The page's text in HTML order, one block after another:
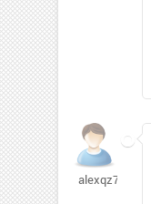
alexqz721